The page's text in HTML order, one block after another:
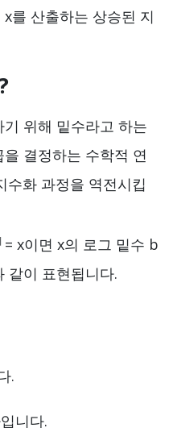
를 산출하는 상승된 지
위해 밑수라고 하는
결정하는 수학적 연
수화 과정을 역전시킵
= x이면 x의 로그 밑수 b
같이 표현됩니다.
.
니다.